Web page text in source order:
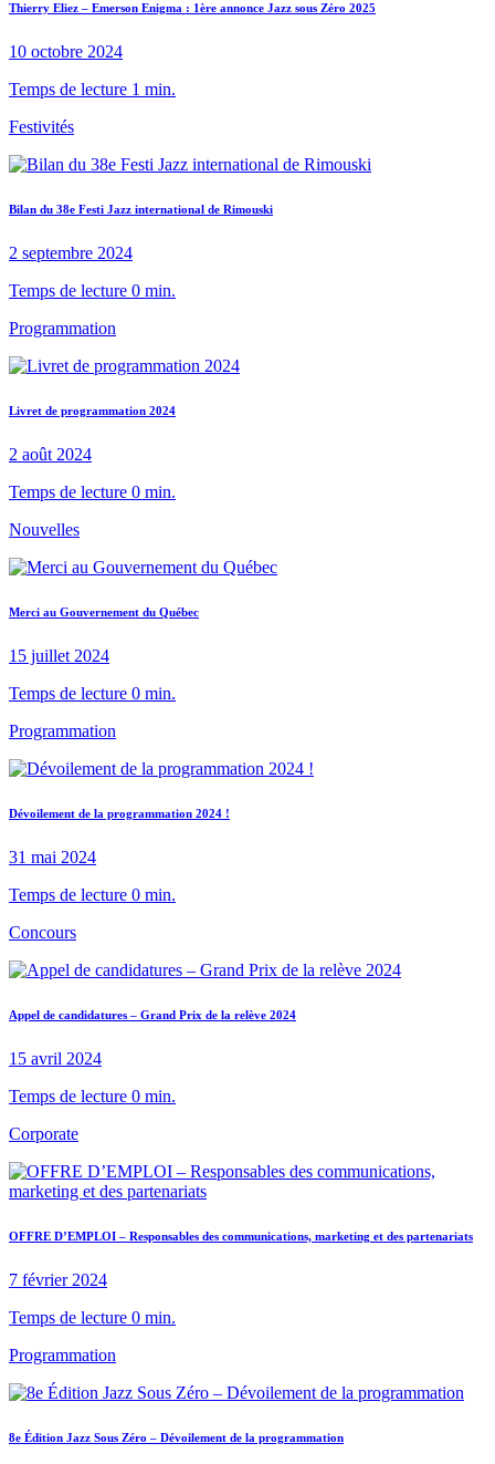
Thierry Eliez – Emerson Enigma : 1ère annonce Jazz sous Zéro 2025
10 octobre 2024
Temps de lecture 1 min.
Festivités
Bilan du 38e Festi Jazz international de Rimouski
2 septembre 2024
Temps de lecture 0 min.
Programmation
Livret de programmation 2024
2 août 2024
Temps de lecture 0 min.
Nouvelles
Merci au Gouvernement du Québec
15 juillet 2024
Temps de lecture 0 min.
Programmation
Dévoilement de la programmation 2024 !
31 mai 2024
Temps de lecture 0 min.
Concours
Appel de candidatures – Grand Prix de la relève 2024
15 avril 2024
Temps de lecture 0 min.
Corporate
OFFRE D’EMPLOI – Responsables des communications, marketing et des partenariats
7 février 2024
Temps de lecture 0 min.
Programmation
8e Édition Jazz Sous Zéro – Dévoilement de la programmation